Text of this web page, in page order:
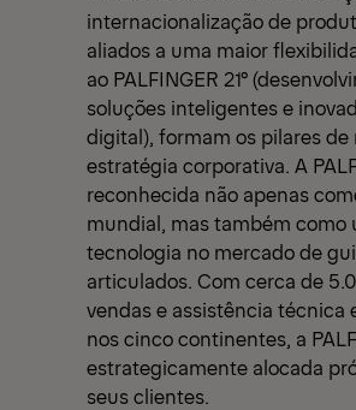
internacionalização de
aliados a uma maior
ao PALFINGER 21°
soluções inteligentes e
digital), formam os pilares de
estratégia corporativa. A
reconhecida não apenas
mundial, mas também como
tecnologia no mercado de
articulados. Com cerca de
vendas e assistência técnica
nos cinco continentes, a
estrategicamente alocada
seus clientes.